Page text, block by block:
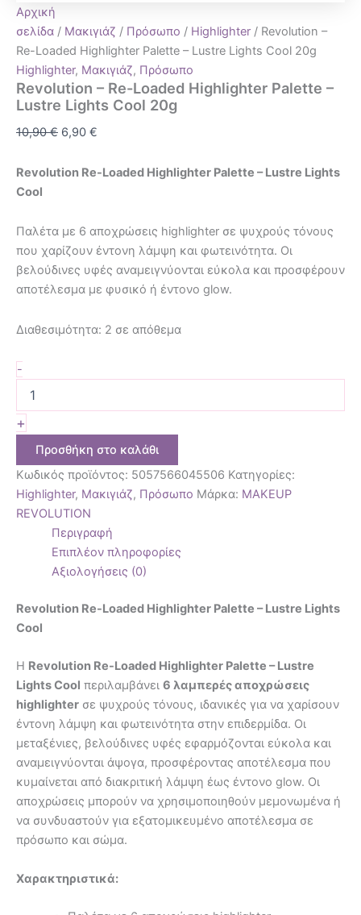
Αρχική
σελίδα / Μακιγιάζ / Πρόσωπο / Highlighter / Revolution –
Re-Loaded Highlighter Palette – Lustre Lights Cool 20g
Highlighter, Μακιγιάζ, Πρόσωπο
Revolution – Re-Loaded Highlighter Palette –
Lustre Lights Cool 20g
10,90€ 6,90 €
Revolution Re-Loaded Highlighter Palette – Lustre Lights
Cool
Παλέτα με 6 αποχρώσεις highlighter σε ψυχρούς τόνους
που χαρίζουν έντονη λάμψη και φωτεινότητα. Οι
βελούδινες υφές αναμειγνύονται εύκολα και προσφέρουν
αποτέλεσμα με φυσικό ή έντονο glow.
Διαθεσιμότητα: 2 σε απόθεμα
-
+
Προσθήκη στο καλάθι
Κωδικός προϊόντος: 5057566045506 Κατηγορίες:
Highlighter, Μακιγιάζ, Πρόσωπο Μάρκα: MAKEUP
REVOLUTION
Περιγραφή
Επιπλέον πληροφορίες
Αξιολογήσεις (0)
Revolution Re-Loaded Highlighter Palette – Lustre Lights
Cool
Η Revolution Re-Loaded Highlighter Palette – Lustre
Lights Cool περιλαμβάνει 6 λαμπερές αποχρώσεις
highlighter σε ψυχρούς τόνους, ιδανικές για να χαρίσουν
έντονη λάμψη και φωτεινότητα στην επιδερμίδα. Οι
μεταξένιες, βελούδινες υφές εφαρμόζονται εύκολα και
αναμειγνύονται άψογα, προσφέροντας αποτέλεσμα που
κυμαίνεται από διακριτική λάμψη έως έντονο glow. Οι
αποχρώσεις μπορούν να χρησιμοποιηθούν μεμονωμένα ή
να συνδυαστούν για εξατομικευμένο αποτέλεσμα σε
πρόσωπο και σώμα.
Χαρακτηριστικά: